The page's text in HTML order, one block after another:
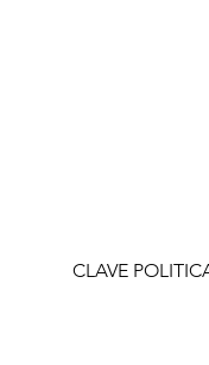
CLAVE